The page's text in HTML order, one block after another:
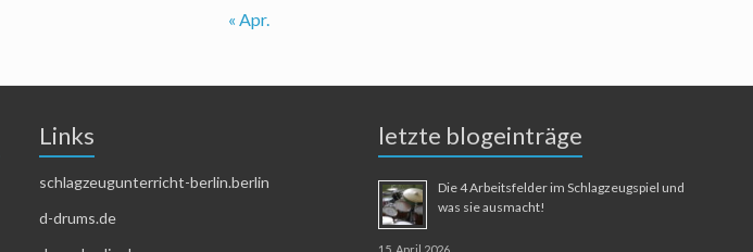
« Apr.
Links
schlagzeugunterricht-berlin.berlin
d-drums.de
letzte blogeinträge
Die 4 Arbeitsfelder im Schlagzeugspiel und
was sie ausmacht!